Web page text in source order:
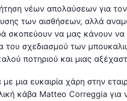
νέων απολαύσεων για
των αισθήσεων, αλλά
σκοπεύουν να μας κάνουν να
του σχεδιασμού των
ποτηριού και μιας
μια ευκαιρία χάρη στην
κάβα Matteo Correggia για